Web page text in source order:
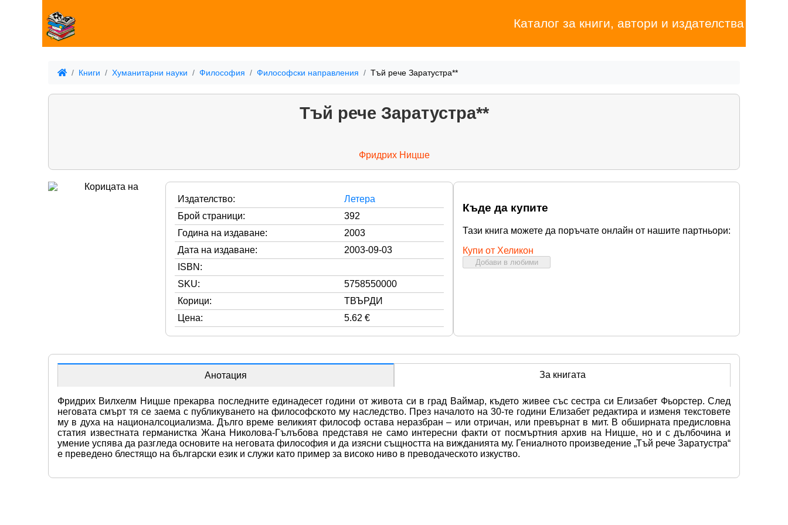
Каталог за книги, автори и издателства
Книги Хуманитарни науки Философия Философски направления Тъй рече Заратустра**
Тъй рече Заратустра**
Фридрих Ницше
Издателство:
Летера
Брой страници:
392
Година на издаване:
2003
Дата на издаване:
2003-09-03
ISBN:
SKU:
5758550000
Корици:
ТВЪРДИ
Цена:
5.62 €
Къде да купите
Тази книга можете да поръчате онлайн от нашите партньори:
Купи от Хеликон
Добави в любими
Анотация За книгата
Фридрих Вилхелм Ницше прекарва последните единадесет години от живота си в град Ваймар, където живее със сестра си Елизабет Фьорстер. След
неговата смърт тя се заема с публикуването на философското му наследство. През началото на 30-те години Елизабет редактира и изменя текстовете
му в духа на националсоциализма. Дълго време великият философ остава неразбран – или отричан, или превърнат в мит. В обширната предисловна
статия известната германистка Жана Николова-Гълъбова представя не само интересни факти от посмъртния архив на Ницше, но и с дълбочина и
умение успява да разгледа основите на неговата философия и да изясни същността на вижданията му. Гениалното произведение „Тъй рече Заратустра“
е преведено блестящо на български език и служи като пример за високо ниво в преводаческото изкуство.